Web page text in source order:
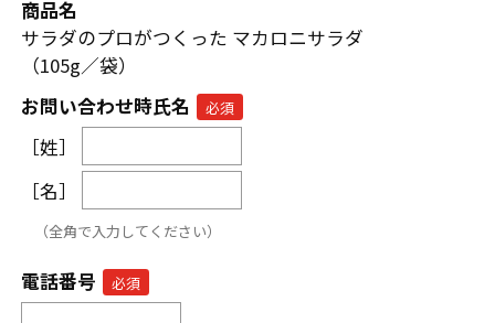
商品名
サラダのプロがつくった マカロニサラダ
（105g／袋）
お問い合わせ時氏名
［姓］
［名］
（全角で入力してください）
電話番号